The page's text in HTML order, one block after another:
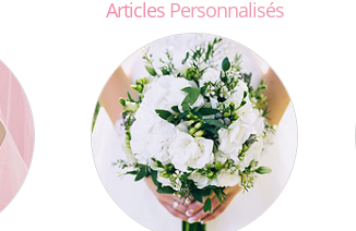
Articles Personnalisés